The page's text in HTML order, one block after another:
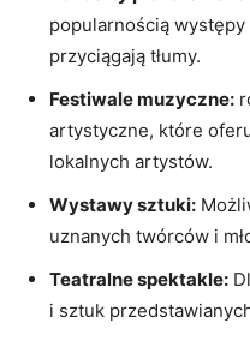
popularnością
przyciągają tłumy.
Festiwale muzyczne:
artystyczne, które
lokalnych artystów.
Wystawy sztuki:
uznanych twórców i
Teatralne spektakle:
i sztuk